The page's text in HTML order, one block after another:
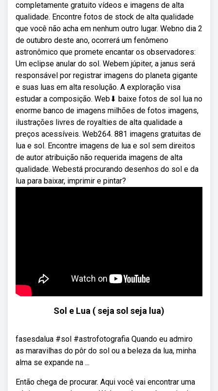
completamente gratuito vídeos e imagens de alta
qualidade. Encontre fotos de stock de alta qualidade
que você não acha em nenhum outro lugar. Webno dia 2
de outubro deste ano, ocorrerá um fenômeno
astronômico que promete encantar os observadores:
Um eclipse anular do sol. Webem júpiter, a janus será
responsável por registrar imagens do planeta gigante
e suas luas em alta resolução. A exploração visa
estudar a composição. Web⬇ baixe fotos de sol lua no
enorme banco de imagens milhões de fotos imagens,
ilustrações livres de royalties de alta qualidade a
preços acessíveis. Web264. 881 imagens gratuitas de
lua e sol. Encontre imagens de lua e sol sem direitos
de autor atribuição não requerida imagens de alta
qualidade. Webestá procurando desenhos do sol e da
lua para baixar, imprimir e pintar?
Sol e Lua ( seja sol seja lua)
fasesdalua #sol #astrofotografia Quando eu admiro
as maravilhas do pôr do sol ou a beleza da lua, minha
alma se expande na ...
Então chega de procurar. Aqui você vai encontrar uma